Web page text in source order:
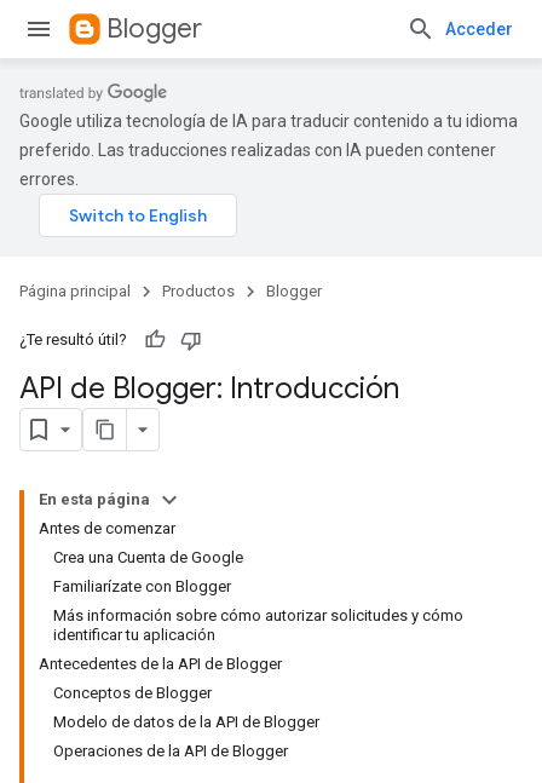
Blogger Acceder
Google utiliza tecnología de IA para traducir contenido a tu idioma
preferido. Las traducciones realizadas con IA pueden contener
errores.
Página principal Productos Blogger
¿Te resultó útil?
API de Blogger: Introducción
En esta página
Antes de comenzar
Crea una Cuenta de Google
Familiarízate con Blogger
Más información sobre cómo autorizar solicitudes y cómo
identificar tu aplicación
Antecedentes de la API de Blogger
Conceptos de Blogger
Modelo de datos de la API de Blogger
Operaciones de la API de Blogger